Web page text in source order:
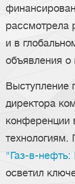
рассмотрела
и в
объявления о
Выступление
директора
конференции
"Газ-в-нефть:
осветил